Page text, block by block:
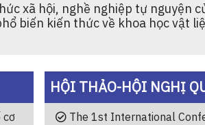
xã hội, nghề nghiệp tự nguyện
biến kiến thức về khoa học vật
cơ
HỘI THẢO-HỘI NGHỊ
The 1st International